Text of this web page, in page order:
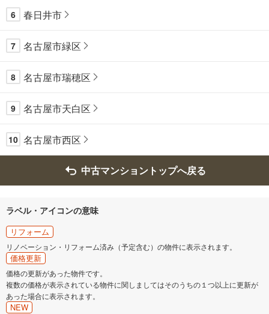
6 春日井市
7 名古屋市緑区
8 名古屋市瑞穂区
9 名古屋市天白区
10 名古屋市西区
中古マンショントップへ戻る
ラベル・アイコンの意味
リフォーム
リノベーション・リフォーム済み（予定含む）の物件に表示されます。
価格更新
価格の更新があった物件です。
複数の価格が表示されている物件に関しましてはそのうちの１つ以上に更新が
あった場合に表示されます。
NEW